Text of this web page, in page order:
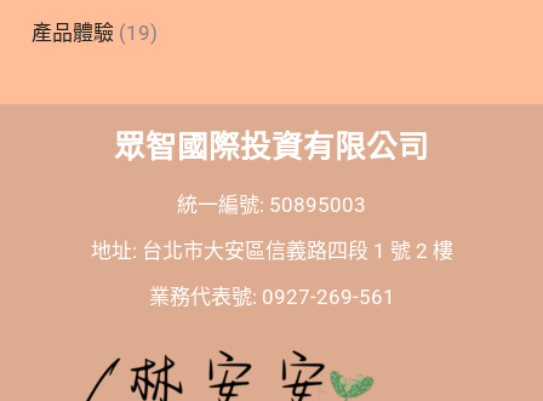
產品體驗 (19)
眾智國際投資有限公司
統一編號: 50895003
地址: 台北市大安區信義路四段 1 號 2 樓
業務代表號: 0927-269-561